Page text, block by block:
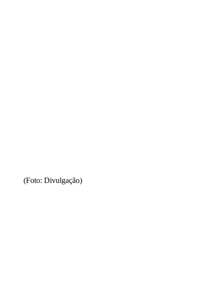
(Foto: Divulgação)